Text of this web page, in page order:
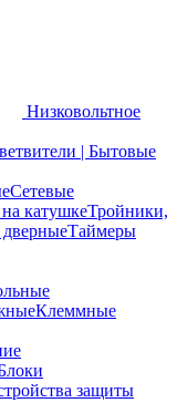
Низковольтное
| Бытовые
Сетевые
катушкеТройники,
Таймеры
Клеммные
защиты